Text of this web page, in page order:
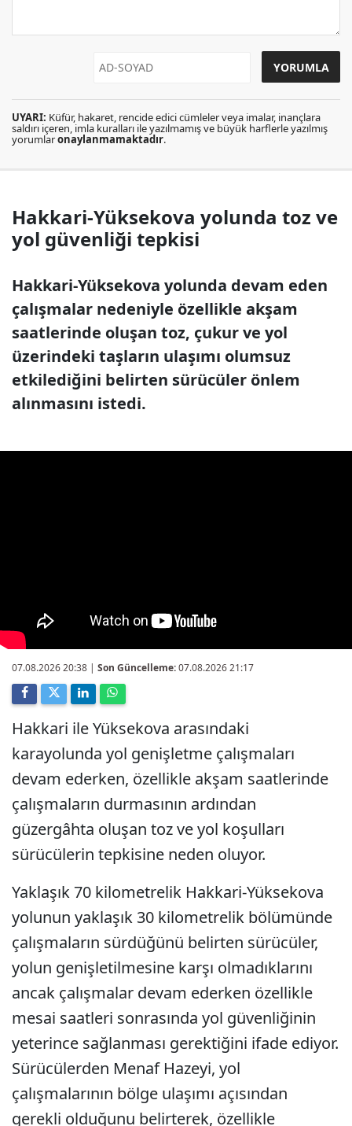
UYARI: Küfür, hakaret, rencide edici cümleler veya imalar, inançlara
saldırı içeren, imla kuralları ile yazılmamış ve büyük harflerle yazılmış
yorumlaronaylanmamaktadır.
Hakkari-Yüksekova yolunda toz ve
yol güvenliği tepkisi
Hakkari-Yüksekova yolunda devam eden
çalışmalar nedeniyle özellikle akşam
saatlerinde oluşan toz, çukur ve yol
üzerindeki taşların ulaşımı olumsuz
etkilediğini belirten sürücüler önlem
alınmasını istedi.
07.08.2026 20:38 | Son Güncelleme:07.08.2026 21:17
Hakkari ile Yüksekova arasındaki
karayolunda yol genişletme çalışmaları
devam ederken, özellikle akşam saatlerinde
çalışmaların durmasının ardından
güzergâhta oluşan toz ve yol koşulları
sürücülerin tepkisine neden oluyor.
Yaklaşık 70 kilometrelik Hakkari-Yüksekova
yolunun yaklaşık 30 kilometrelik bölümünde
çalışmaların sürdüğünü belirten sürücüler,
yolun genişletilmesine karşı olmadıklarını
ancak çalışmalar devam ederken özellikle
mesai saatleri sonrasında yol güvenliğinin
yeterince sağlanması gerektiğini ifade ediyor.
Sürücülerden Menaf Hazeyi, yol
çalışmalarının bölge ulaşımı açısından
gerekli olduğunu belirterek, özellikle